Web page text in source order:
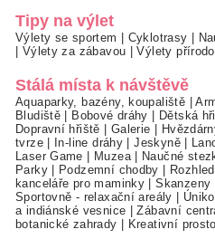
Tipy na výlet
Výlety se sportem Cyklotrasy
Výlety za zábavou |Výlety
Stálá místa k návštěvě
Aquaparky, bazény, koupaliště |
Bludiště
Bobové dráhy Dětská
Dopravní hřiště
Galerie
tvrze| In-line dráhy |Jeskyně|
Laser Game
Muzea| Naučné
Parky| Podzemní chodby
kanceláře pro maminky |Skanzeny
Sportovně - relaxační areály
a indiánské vesnice |Zábavní
botanické zahrady
Kreativní